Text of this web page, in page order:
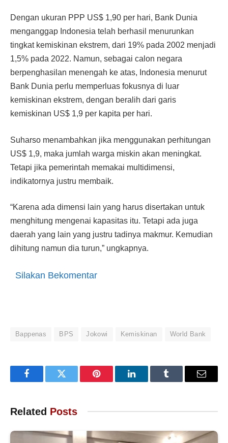
Dengan ukuran PPP US$ 1,90 per hari, Bank Dunia
menganggap Indonesia telah berhasil menurunkan
tingkat kemiskinan ekstrem, dari 19% pada 2002 menjadi
1,5% pada 2022. Namun, sebagai calon negara
berpenghasilan menengah ke atas, Indonesia menurut
Bank Dunia perlu memperluas fokusnya di luar
kemiskinan ekstrem, dengan beralih dari garis
kemiskinan US$ 1,9 per kapita per hari.
Suharso menambahkan jika menggunakan perhitungan
US$ 1,9, maka jumlah warga miskin akan meningkat.
Tetapi jika pemerintah memakai multidimensi,
indikatornya justru membaik.
“Karena ada dimensi lain yang harus disertakan untuk
menghitung mengenai kapasitas itu. Tetapi ada juga
daerah yang lain yang justru tadinya makmur. Kemudian
dihitung namun dia turun,” ungkapnya.
Silakan Bekomentar
Bappenas BPS Jokowi Kemiskinan World Bank
FacebookTwitter Pinterest LinkedInTumblr Email
Related Posts